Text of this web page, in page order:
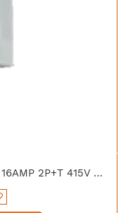
[102] MENNEKES TOMA VISIBLE 16AMP 2P+T 415V ROJO 9H IP44